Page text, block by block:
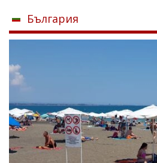
България